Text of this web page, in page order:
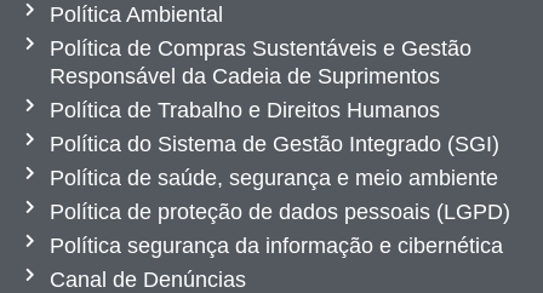
Política Ambiental
Política de Compras Sustentáveis e Gestão
Responsável da Cadeia de Suprimentos
Política de Trabalho e Direitos Humanos
Política do Sistema de Gestão Integrado (SGI)
Política de saúde, segurança e meio ambiente
Política de proteção de dados pessoais (LGPD)
Política segurança da informação e cibernética
Canal de Denúncias